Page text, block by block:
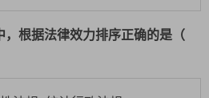
，根据法律效力排序正确的是（